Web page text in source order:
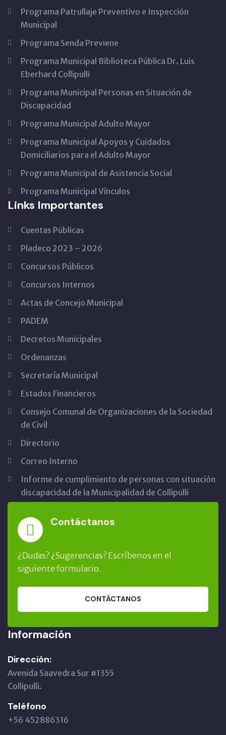
Programa Patrullaje Preventivo e Inspección
Municipal
Programa Senda Previene
Programa Municipal Biblioteca Pública Dr. Luis
Eberhard Collipulli
Programa Municipal Personas en Situación de
Discapacidad
Programa Municipal Adulto Mayor
Programa Municipal Apoyos y Cuidados
Domiciliarios para el Adulto Mayor
Programa Municipal de Asistencia Social
Programa Municipal Vínculos
Links Importantes
Cuentas Públicas
Pladeco 2023 – 2026
Concursos Públicos
Concursos Internos
Actas de Concejo Municipal
PADEM
Decretos Municipales
Ordenanzas
Secretaría Municipal
Estados Financieros
Consejo Comunal de Organizaciones de la Sociedad
de Civil
Directorio
Correo Interno
Informe de cumplimiento de personas con situación
discapacidad de la Municipalidad de Collipulli
Contáctanos
¿Dudas? ¿Sugerencias? Escríbenos en el
siguiente formulario.
CONTÁCTANOS
Información
Dirección:
Avenida Saavedra Sur #1355
Collipulli.
Teléfono
+56 452886316